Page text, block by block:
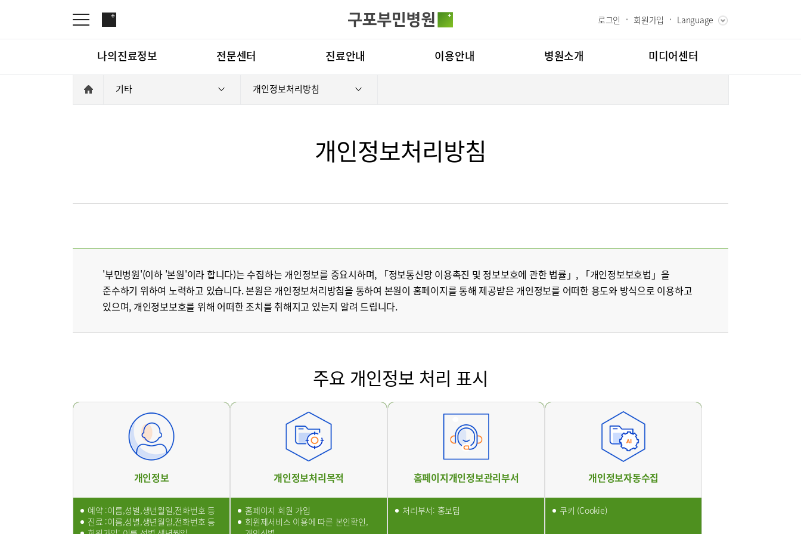
본문으로 가기
주메뉴로 가기
카피라이트로 가기
로그인 회원가입 Language
RUSSIAN
CHINESE
나의진료정보 전문센터
재활운동치료센터
진료안내
진료과
외래진료
건강검진
이용안내
비급여진료비
진료상담 및 문의
오시는길
병원소개
연구교육
미디어센터
부민그룹소개
매거진:BLOG
부민병원 40주년 역사관
기타 개인정보처리방침
개인정보처리방침
'부민병원'(이하 '본원'이라 합니다)는 수집하는 개인정보를 중요시하며, 「정보통신망 이용촉진 및 정보보호에 관한 법률」, 「개인정보보호법」을
준수하기 위하여 노력하고 있습니다. 본원은 개인정보처리방침을 통하여 본원이 홈페이지를 통해 제공받은 개인정보를 어떠한 용도와 방식으로 이용하고
있으며, 개인정보보호를 위해 어떠한 조치를 취해지고 있는지 알려 드립니다.
주요 개인정보 처리 표시
개인정보
예약 :이름,성별,생년월일,전화번호 등
진료 :이름,성별,생년월일,전화번호 등
개인정보처리목적
홈페이지 회원 가입
회원제서비스 이용에 따른 본인확인,
홈페이지개인정보관리부서
처리부서: 홍보팀
개인정보자동수집
쿠키 (Cookie)
전체메뉴
전문센터
재활의학과 신경과 내과
비뇨의학과
영상의학과
외래진료
입원/퇴원/병문안